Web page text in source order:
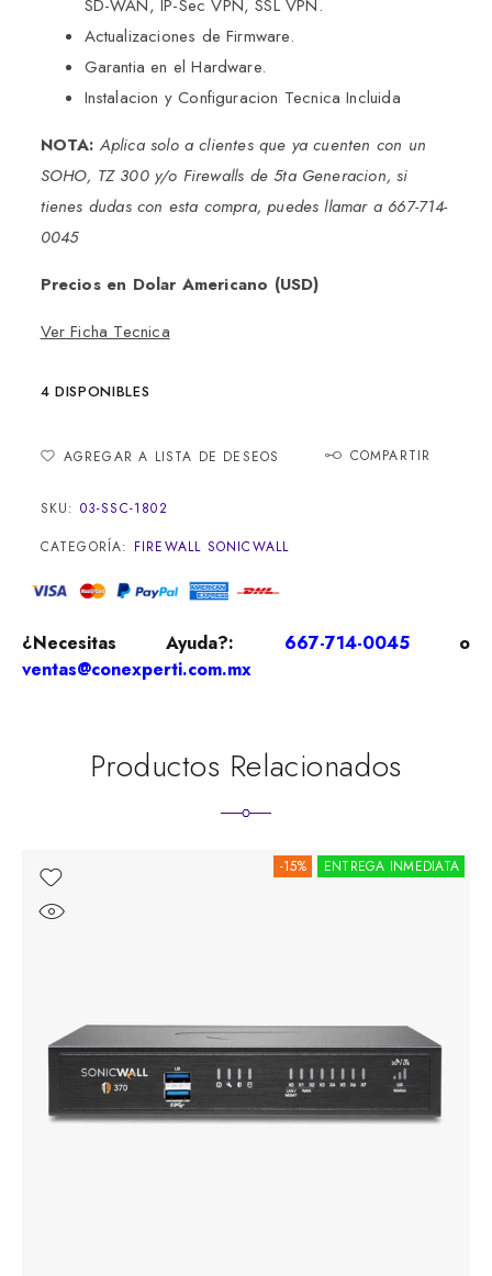
SD-WAN, IP-Sec VPN, SSL VPN.
Actualizaciones de Firmware.
Garantia en el Hardware.
Instalacion y Configuracion Tecnica Incluida
NOTA: Aplica solo a clientes que ya cuenten con un
SOHO, TZ 300 y/o Firewalls de 5ta Generacion, si
tienes dudas con esta compra, puedes llamar a 667-714-
0045
Precios en Dolar Americano (USD)
Ver Ficha Tecnica
4 DISPONIBLES
AGREGAR A LISTA DE DESEOS COMPARTIR
SKU: 03-SSC-1802
CATEGORÍA: FIREWALL SONICWALL
¿Necesitas Ayuda?: 667-714-0045o
ventas@conexperti.com.mx
Productos Relacionados
ENTREGA INMEDIATA
-15%